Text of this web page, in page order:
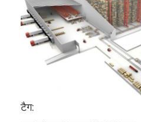
गुणवत्ता नियंत्रण
हमसे संपर्क करें
समाचार
टैग: